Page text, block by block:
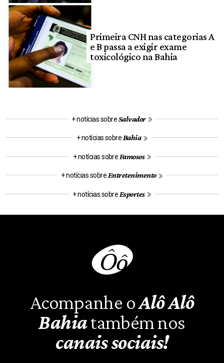
Primeira CNH nas categorias A
e B passa a exigir exame
toxicológico na Bahia
+ notícias sobreSalvador
+ notícias sobreBahia
+ notícias sobre Famosos
+ notícias sobreEntretenimento
+ notícias sobre Esportes
Acompanhe oAlô Alô
Bahiatambém nos
canais sociais!